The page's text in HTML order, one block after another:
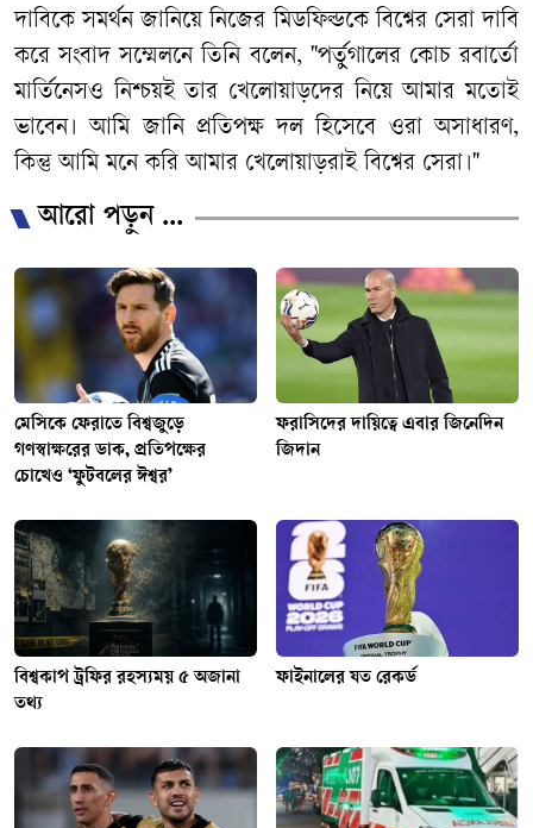
দাবিকে সমর্থন জানিয়ে নিজের মিডফিল্ডকে বিশ্বের সেরা দাবি
করে সংবাদ সম্মেলনে তিনি বলেন, "পর্তুগালের কোচ রবার্তো
মার্তিনেসও নিশ্চয়ই তার খেলোয়াড়দের নিয়ে আমার মতোই
ভাবেন। আমি জানি প্রতিপক্ষ দল হিসেবে ওরা অসাধারণ,
কিন্তু আমি মনে করি আমার খেলোয়াড়রাই বিশ্বের সেরা।"
আরো পড়ুন ...
মেসিকে ফেরাতে বিশ্বজুড়ে
গণস্বাক্ষরের ডাক, প্রতিপক্ষের
চোখেও ‘ফুটবলের ঈশ্বর’
ফরাসিদের দায়িত্বে এবার জিনেদিন
জিদান
বিশ্বকাপ ট্রফির রহস্যময় ৫ অজানা
তথ্য
ফাইনালের যত রেকর্ড